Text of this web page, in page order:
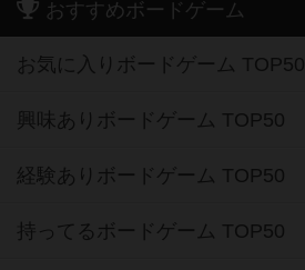
おすすめボードゲーム
お気に入りボードゲーム TOP50
興味ありボードゲーム TOP50
経験ありボードゲーム TOP50
持ってるボードゲーム TOP50